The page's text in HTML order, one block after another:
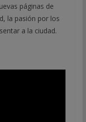
páginas de
la pasión por los
a la ciudad.